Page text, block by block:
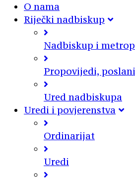
O nama
Riječki nadbiskup
Nadbiskup i
Propovijedi,
Ured nadbiskupa
Uredi i povjerenstva
Ordinarijat
Uredi